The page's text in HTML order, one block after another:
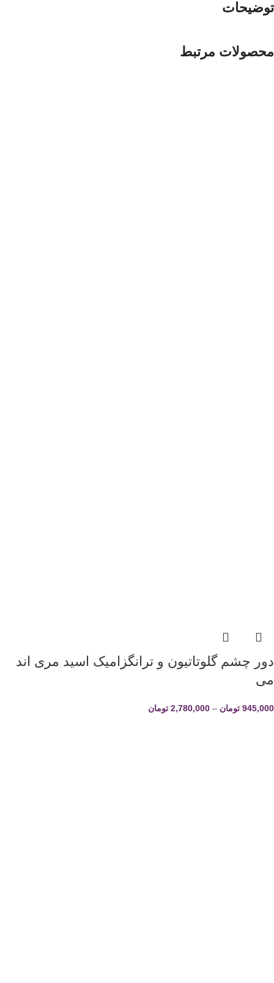
توضیحات
محصولات مرتبط
دور چشم گلوتاتیون و ترانگزامیک اسید مری اند
می
945,000 تومان –
2,780,000 تومان